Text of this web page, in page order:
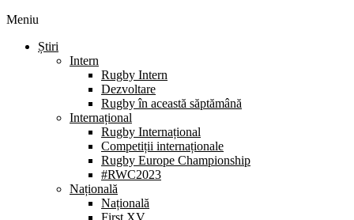
Meniu
Știri
Intern
Rugby Intern
Dezvoltare
Rugby în această săptămână
Internațional
Rugby Internațional
Competiții internaționale
Rugby Europe Championship
#RWC2023
Națională
Națională
First XV